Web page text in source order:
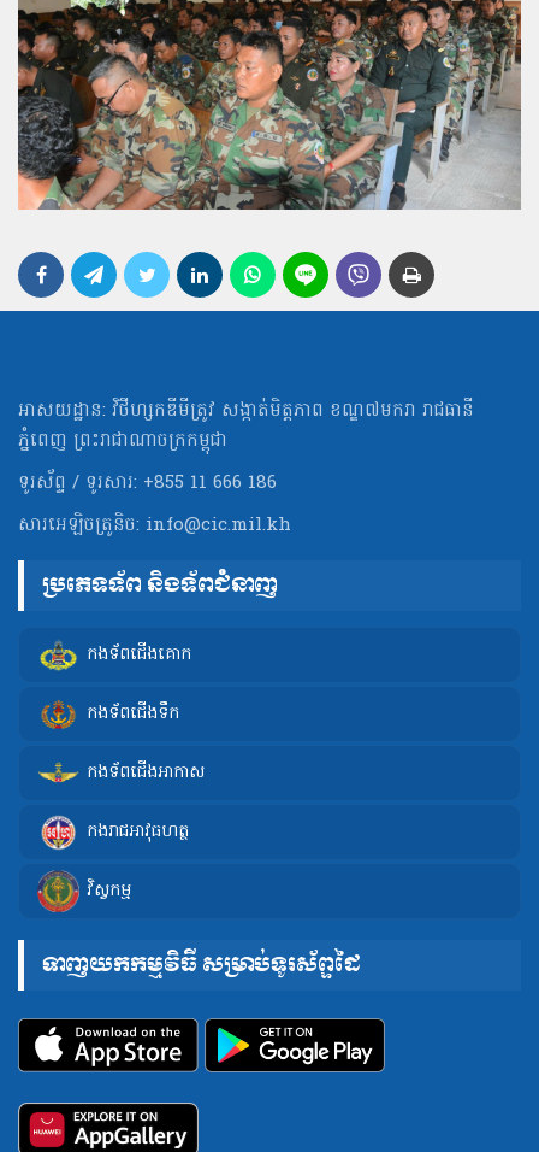
អាសយដ្ឋាន: វិថីហ្សកឌីមីត្រូវ សង្កាត់មិត្ដភាព ខណ្ឌ៧មករា រាជធានី
ភ្នំពេញ ព្រះរាជាណាចក្រកម្ពុជា
ទូរស័ព្ទ / ទូរសារ: +855 11 666 186
សារអេឡិចត្រូនិច: info@cic.mil.kh
ប្រភេទទ័ព និងទ័ពជំនាញ
កងទ័ពជើងគោក
កងទ័ពជើងទឹក
កងទ័ពជើងអាកាស
កងរាជអាវុធហត្ថ
វិស្វកម្ម
ទាញយកកម្មវិធី សម្រាប់ទូរស័ព្ទដៃ